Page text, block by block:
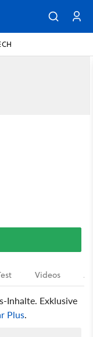
Videos
Inhalte. Exklusive
Plus.